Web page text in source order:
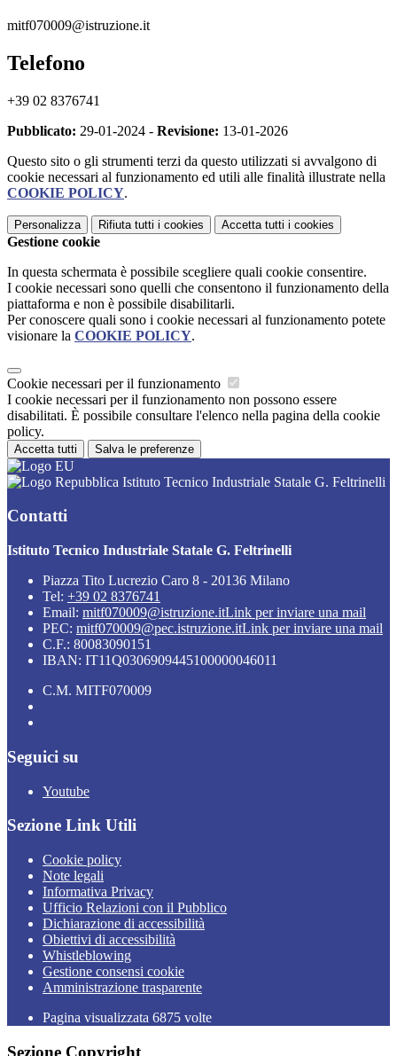
mitf070009@istruzione.it
Telefono
+39 02 8376741
Pubblicato: 29-01-2024 - Revisione: 13-01-2026
Questo sito o gli strumenti terzi da questo utilizzati si avvalgono di
cookie necessari al funzionamento ed utili alle finalità illustrate nella
COOKIE POLICY.
Personalizza Rifiuta tutti i cookies Accetta tutti i cookies
Gestione cookie
In questa schermata è possibile scegliere quali cookie consentire.
I cookie necessari sono quelli che consentono il funzionamento della
piattaforma e non è possibile disabilitarli.
Per conoscere quali sono i cookie necessari al funzionamento potete
visionare la COOKIE POLICY.
Cookie necessari per il funzionamento
I cookie necessari per il funzionamento non possono essere
disabilitati. È possibile consultare l'elenco nella pagina della cookie
policy.
Accetta tutti Salva le preferenze
Istituto Tecnico Industriale Statale G. Feltrinelli
Contatti
Istituto Tecnico Industriale Statale G. Feltrinelli
Piazza Tito Lucrezio Caro 8 - 20136 Milano
Tel: +39 02 8376741
Email: mitf070009@istruzione.itLink per inviare una mail
PEC: mitf070009@pec.istruzione.itLink per inviare una mail
C.F.: 80083090151
IBAN: IT11Q0306909445100000046011
C.M. MITF070009
Seguici su
Youtube
Sezione Link Utili
Cookie policy
Note legali
Informativa Privacy
Ufficio Relazioni con il Pubblico
Dichiarazione di accessibilità
Obiettivi di accessibilità
Whistleblowing
Gestione consensi cookie
Amministrazione trasparente
Pagina visualizzata 6875 volte
Sezione Copyright